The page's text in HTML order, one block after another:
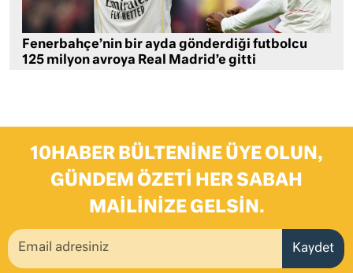
Fenerbahçe’nin bir ayda gönderdiği futbolcu
125 milyon avroya Real Madrid’e gitti
10HABER BÜLTENINE ÜYE OLUN,
GÜNDEM ÖZETI HER SABAH
MAILINIZE GELSIN.
Kaydet